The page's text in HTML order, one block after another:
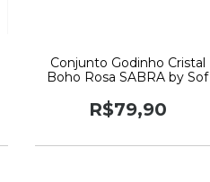
Conjunto Godinho Cristal
Boho Rosa SABRA by Sof
R$79,90